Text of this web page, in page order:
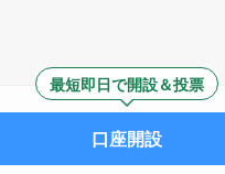
口座開設
最短即日で開設＆投票